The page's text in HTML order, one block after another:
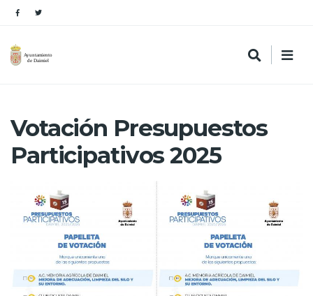
Votación Presupuestos
Participativos 2025